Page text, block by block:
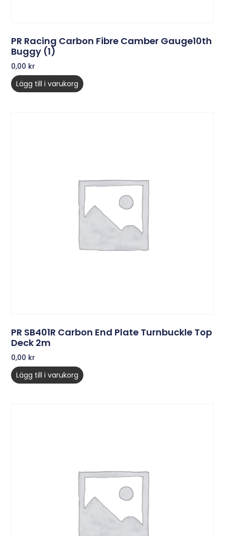
PR Racing Carbon Fibre Camber Gauge10th
Buggy (1)
0,00 kr
Lägg till i varukorg
PR SB401R Carbon End Plate Turnbuckle Top
Deck 2m
0,00 kr
Lägg till i varukorg